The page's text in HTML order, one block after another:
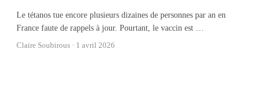
Le tétanos tue encore plusieurs dizaines de personnes par an en
France faute de rappels à jour. Pourtant, le vaccin est
Claire Soubirous · 1 avril 2026